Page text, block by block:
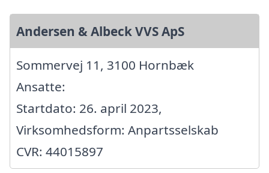
Andersen & Albeck VVS ApS
Sommervej 11, 3100 Hornbæk
Ansatte:
Startdato: 26. april 2023,
Virksomhedsform: Anpartsselskab
CVR: 44015897